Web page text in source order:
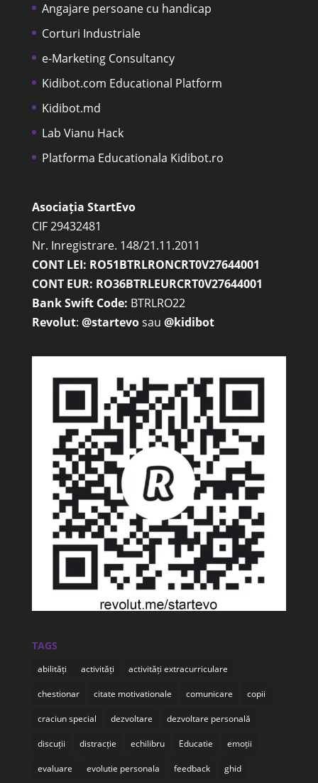
Angajare persoane cu handicap
Corturi Industriale
e-Marketing Consultancy
Kidibot.com Educational Platform
Kidibot.md
Lab Vianu Hack
Platforma Educationala Kidibot.ro
Asociația StartEvo
CIF 29432481
Nr. Inregistrare. 148/21.11.2011
CONT LEI: RO51BTRLRONCRT0V27644001
CONT EUR: RO36BTRLEURCRT0V27644001
Bank Swift Code: BTRLRO22
Revolut: @startevosau @kidibot
TAGS
abilități activități activități extracurriculare
chestionar citate motivationale comunicare copii
craciun special dezvoltare dezvoltare personală
discuții distracție echilibru Educatie emoții
evaluare evolutie personala feedback ghid